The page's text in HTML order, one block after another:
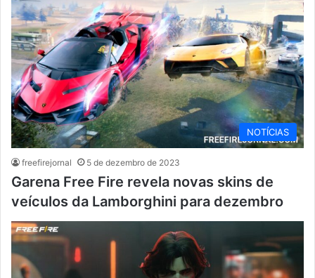
NOTÍCIAS
freefirejornal 5 de dezembro de 2023
Garena Free Fire revela novas skins de
veículos da Lamborghini para dezembro